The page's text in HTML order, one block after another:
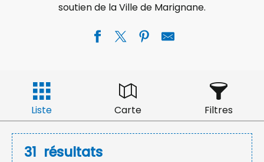
soutien de la Ville de Marignane.
Liste Carte Filtres
31 résultats